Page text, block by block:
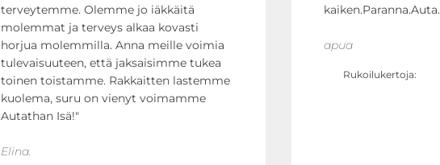
terveytemme. Olemme jo iäkkäitä
molemmat ja terveys alkaa kovasti
horjua molemmilla. Anna meille voimia
tulevaisuuteen, että jaksaisimme tukea
toinen toistamme. Rakkaitten lastemme
kuolema, suru on vienyt voimamme
Autathan Isä!
Elina.
kaiken.Paranna.Auta.
apua
Rukoilukertoja: